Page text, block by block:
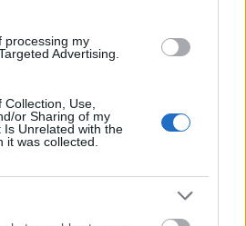
processing my
Advertising.
Use,
or Sharing of my
Is Unrelated with the
it was collected.
a cég DragonFly printere
tervezési
lehetővé teszi
megvalósíthatatlan
Szenzorokat, áramköri